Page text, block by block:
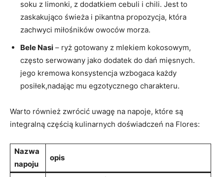
⁢soku z limonki, z dodatkiem‌ cebuli i chili.⁢ Jest to ​
zaskakująco świeża ⁣i pikantna propozycja, która
zachwyci miłośników owoców ⁤morza.
Bele Nasi – ‌ryż gotowany z mlekiem ‌kokosowym,
często serwowany jako dodatek‌ do dań mięsnych.‍
jego kremowa konsystencja wzbogaca każdy
posiłek,nadając‌ mu egzotycznego ‌charakteru.
Warto również zwrócić uwagę⁤ na napoje, ⁤które są
integralną częścią kulinarnych doświadczeń na‍ Flores:
Nazwa
napoju
opis